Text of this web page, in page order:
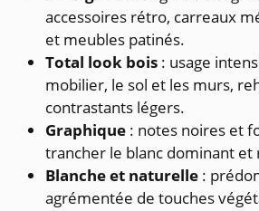
accessoires rétro, carreaux
et meubles patinés.
Total look bois : usage
mobilier, le sol et les murs,
contrastants légers.
Graphique : notes noires et
trancher le blanc dominant et
Blanche et naturelle :
agrémentée de touches